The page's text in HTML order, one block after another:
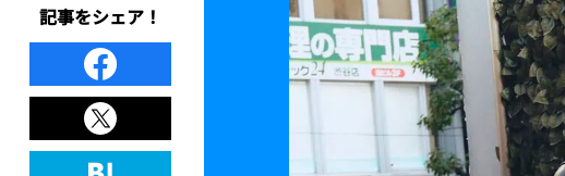
記事をシェア！